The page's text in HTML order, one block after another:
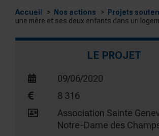
Accueil Nos actions Projets
une mère et ses deux enfants dans un
LE PROJET
09/06/2020
8 316
Association Sainte
Notre-Dame des